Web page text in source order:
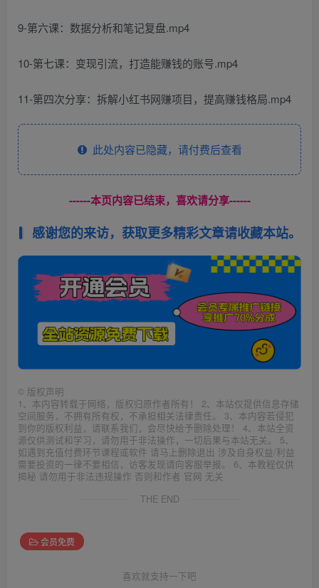
9-第六课：数据分析和笔记复盘.mp4
10-第七课：变现引流，打造能赚钱的账号.mp4
11-第四次分享：拆解小红书网赚项目，提高赚钱格局.mp4
此处内容已隐藏，请付费后查看
------本页内容已结束，喜欢请分享------
感谢您的来访，获取更多精彩文章请收藏本站。
© 版权声明
1、本内容转载于网络，版权归原作者所有！ 2、本站仅提供信息存储
空间服务，不拥有所有权，不承担相关法律责任。 3、本内容若侵犯
到你的版权利益，请联系我们，会尽快给予删除处理！ 4、本站全资
源仅供测试和学习，请勿用于非法操作，一切后果与本站无关。 5、
如遇到充值付费环节课程或软件 请马上删除退出 涉及自身权益/利益
需要投资的一律不要相信，访客发现请向客服举报。 6、本教程仅供
揭秘 请勿用于非法违规操作 否则和作者 官网 无关
THE END
会员免费
喜欢就支持一下吧